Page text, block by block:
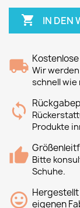
 IN DEN
Wir
schnell wie
Produkte
Bitte
Schuhe.
eigenen